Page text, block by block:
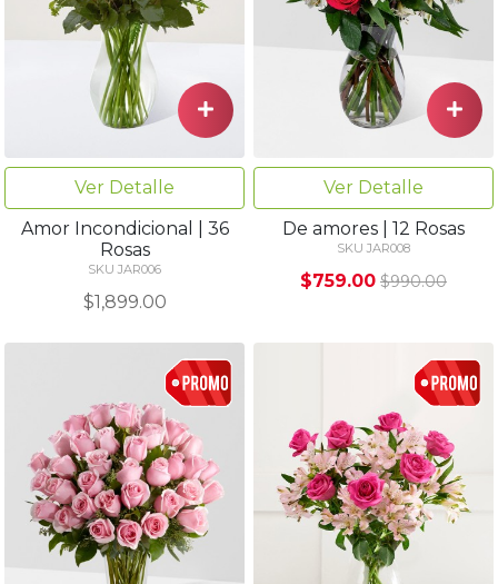
Ver Detalle
Amor Incondicional | 36
Rosas
SKU JAR006
$1,899.00
Ver Detalle
De amores | 12 Rosas
SKU JAR008
$759.00 $990.00